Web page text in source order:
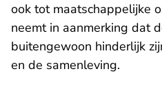
ook tot maatschappelijke
neemt in aanmerking dat
buitengewoon hinderlijk
en de samenleving.